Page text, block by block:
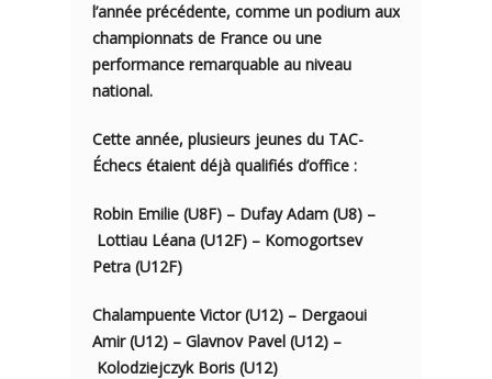
l’année précédente, comme un podium aux
championnats de France ou une
performance remarquable au niveau
national.
Cette année, plusieurs jeunes du TAC-
Échecs étaient déjà qualifiés d’office :
Robin Emilie (U8F) – Dufay Adam (U8) –
Lottiau Léana (U12F) – Komogortsev
Petra (U12F)
Chalampuente Victor (U12) – Dergaoui
Amir (U12) – Glavnov Pavel (U12) –
Kolodziejczyk Boris (U12)